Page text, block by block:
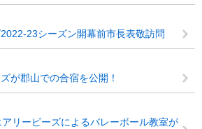
23シーズン開幕前市長表敬訪問
が郡山での合宿を公開！
アリービーズによるバレーボール教室が